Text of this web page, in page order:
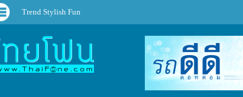
Trend Stylish Fun